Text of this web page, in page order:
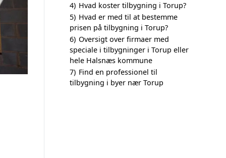
4) Hvad koster tilbygning i Torup?
5) Hvad er med til at bestemme
prisen på tilbygning i Torup?
6) Oversigt over firmaer med
speciale i tilbygninger i Torup eller
hele Halsnæs kommune
7) Find en professionel til
tilbygning i byer nær Torup